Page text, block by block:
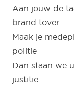
Aan jouw de
brand tover
Maak je
politie
Dan staan we
justitie